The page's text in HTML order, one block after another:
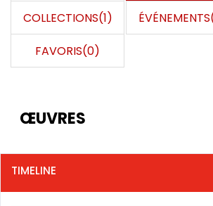
COLLECTIONS(1)
FAVORIS(0)
ŒUVRES
TIMELINE